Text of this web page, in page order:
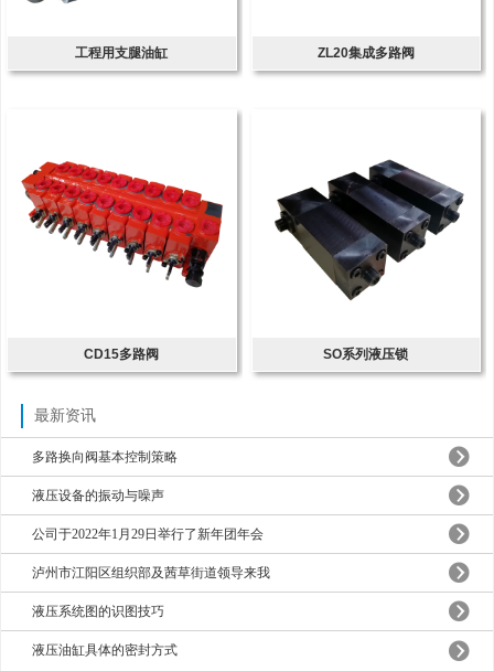
工程用支腿油缸 ZL20集成多路阀
CD15多路阀 SO系列液压锁
最新资讯
多路换向阀基本控制策略
液压设备的振动与噪声
公司于2022年1月29日举行了新年团年会
泸州市江阳区组织部及茜草街道领导来我
液压系统图的识图技巧
液压油缸具体的密封方式